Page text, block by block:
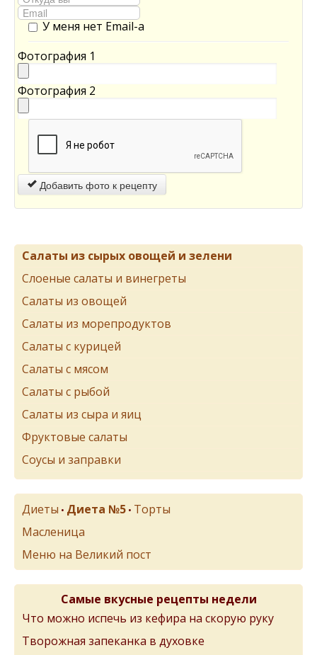
У меня нет Email-а
Фотография 1
Фотография 2
Добавить фото к рецепту
Салаты из сырых овощей и зелени
Слоеные салаты и винегреты
Салаты из овощей
Салаты из морепродуктов
Салаты с курицей
Салаты с мясом
Салаты с рыбой
Салаты из сыра и яиц
Фруктовые салаты
Соусы и заправки
Диеты • Диета №5 • Торты
Масленица
Меню на Великий пост
Самые вкусные рецепты недели
Что можно испечь из кефира на скорую руку
Творожная запеканка в духовке